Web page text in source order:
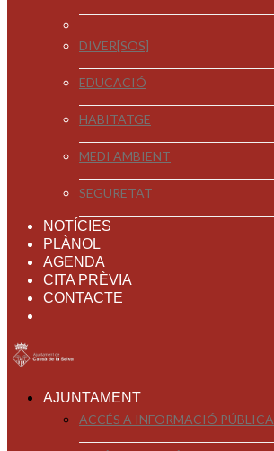
DIVER[SOS]
EDUCACIÓ
HABITATGE
MEDI AMBIENT
SEGURETAT
NOTÍCIES
PLÀNOL
AGENDA
CITA PRÈVIA
CONTACTE
AJUNTAMENT
ACCÉS A INFORMACIÓ PÚBLICA